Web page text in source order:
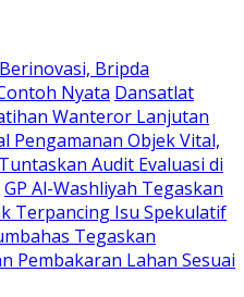
Bripda
Nyata Dansatlat
Wanteror Lanjutan
Pengamanan Objek Vital,
Audit Evaluasi di
GP Al-Washliyah Tegaskan
Terpancing Isu Spekulatif
Tegaskan
Pembakaran Lahan Sesuai